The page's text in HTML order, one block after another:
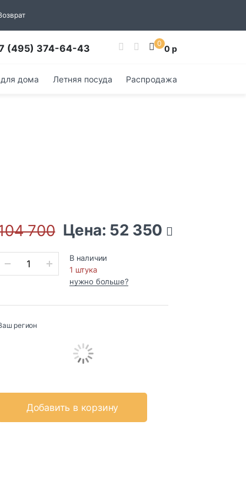
(495) 374-64-43 0 0 р
дома Летняя посуда Распродажа
700 Цена: 52 350
В наличии
1 штука
нужно больше?
регион
Добавить в корзину